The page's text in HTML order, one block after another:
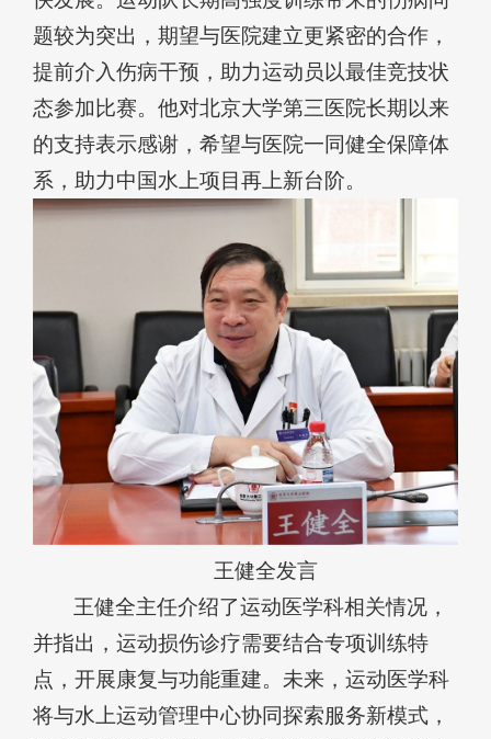
题较为突出，期望与医院建立更紧密的合作，
提前介入伤病干预，助力运动员以最佳竞技状
态参加比赛。他对北京大学第三医院长期以来
的支持表示感谢，希望与医院一同健全保障体
系，助力中国水上项目再上新台阶。
王健全发言
王健全主任介绍了运动医学科相关情况，
并指出，运动损伤诊疗需要结合专项训练特
点，开展康复与功能重建。未来，运动医学科
将与水上运动管理中心协同探索服务新模式，